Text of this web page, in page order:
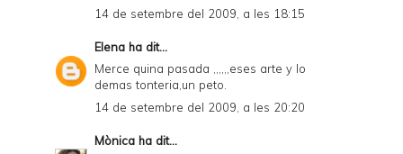
14 de setembre del 2009, a les 18:15
Elena ha dit...
Merce quina pasada ,,,,,,eses arte y lo
demas tonteria,un peto.
14 de setembre del 2009, a les 20:20
Mònica ha dit...